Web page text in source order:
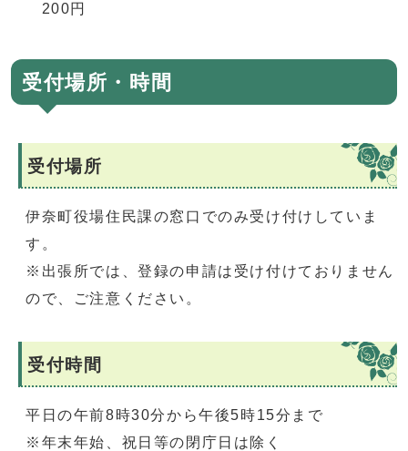
200円
受付場所・時間
受付場所
伊奈町役場住民課の窓口でのみ受け付けしていま
す。
※出張所では、登録の申請は受け付けておりません
ので、ご注意ください。
受付時間
平日の午前8時30分から午後5時15分まで
※年末年始、祝日等の閉庁日は除く